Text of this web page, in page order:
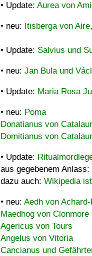
• Update: Aurea von
• neu: Itisberga von Aire,
• Update: Salvius und
• neu: Jan Bula und
• Update: Maria Rosa
• neu: Poma
Donatianus von
Domitianus von
• Update:
aus gegebenem Anlass:
dazu auch: Wikipedia
• neu: Aedh von
Maedhog von Clonmore
Agericus von Tours
Angelus von Vitoria
Cancianus und